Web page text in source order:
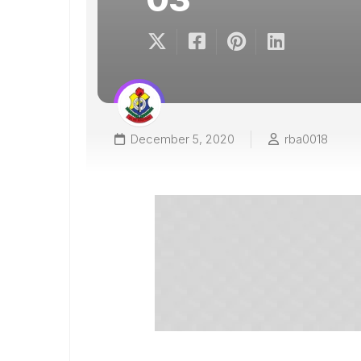
December 5, 2020 rba0018